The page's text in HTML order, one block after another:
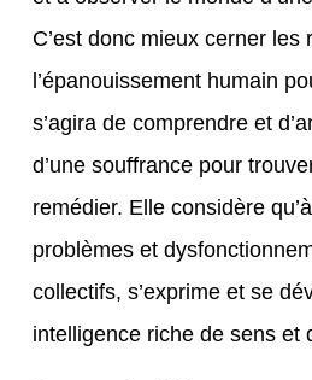
C’est donc mieux cerner les
l’épanouissement humain
s’agira de comprendre et
d’une souffrance pour
remédier. Elle considère
problèmes et
collectifs, s’exprime et se
intelligence riche de sens et